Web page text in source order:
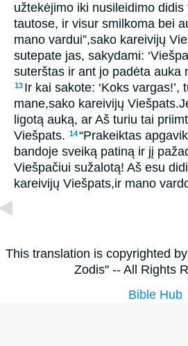
užtekėjimo iki nusileidimo
tautose, ir visur smilkoma bei
mano vardui”,­sako kareivijų
sutepate jas, sakydami:
suterštas ir ant jo padėta auka
13 Ir kai sakote: ‘Koks vargas!’,
mane,­sako kareivijų
ligotą auką, ar Aš turiu tai
Viešpats. 14“Prakeiktas
bandoje sveiką patiną ir jį
Viešpačiui sužalotą! Aš esu
kareivijų Viešpats,­ir mano
This translation is copyrighted
Zodis" -- All Rights
Bible Hub